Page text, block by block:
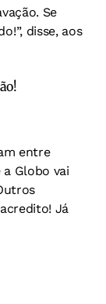
Se
disse, aos
entre
a Globo vai
Já